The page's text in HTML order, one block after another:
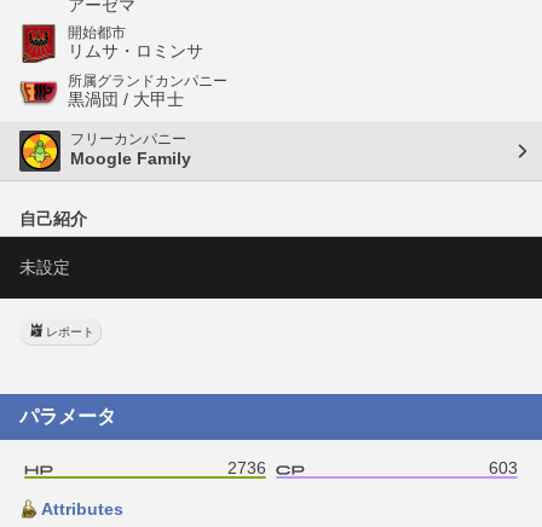
アーゼマ
開始都市
リムサ・ロミンサ
所属グランドカンパニー
黒渦団 / 大甲士
フリーカンパニー
Moogle Family
自己紹介
未設定
レポート
パラメータ
2736 603
Attributes